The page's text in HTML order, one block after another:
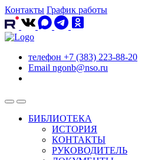
Контакты График работы
телефон +7 (383) 223-88-20
Email ngonb@nso.ru
БИБЛИОТЕКА
ИСТОРИЯ
КОНТАКТЫ
РУКОВОДИТЕЛЬ